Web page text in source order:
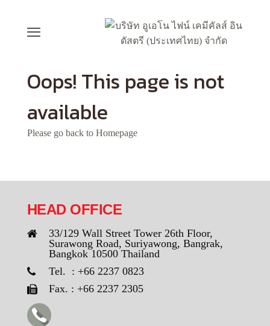
Oops! This page is not
available
Please go back to Homepage
HEAD OFFICE
33/129 Wall Street Tower 26th Floor,
Surawong Road, Suriyawong, Bangrak,
Bangkok 10500 Thailand
Tel. : +66 2237 0823
Fax. : +66 2237 2305